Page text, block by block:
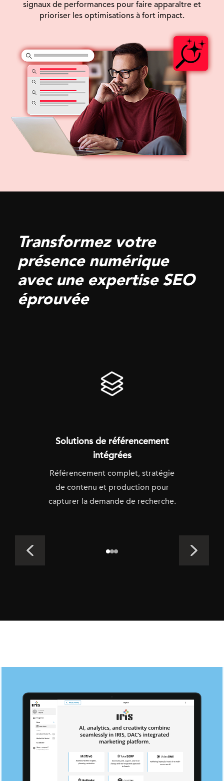
signaux de performances pour faire apparaître et
prioriser les optimisations à fort impact.
Transformez votre
présencenumérique
avec une expertise SEO
éprouvée
Solutions de référencement
intégrées
Référencement complet, stratégie
de contenu et production pour
capturer la demande de recherche.